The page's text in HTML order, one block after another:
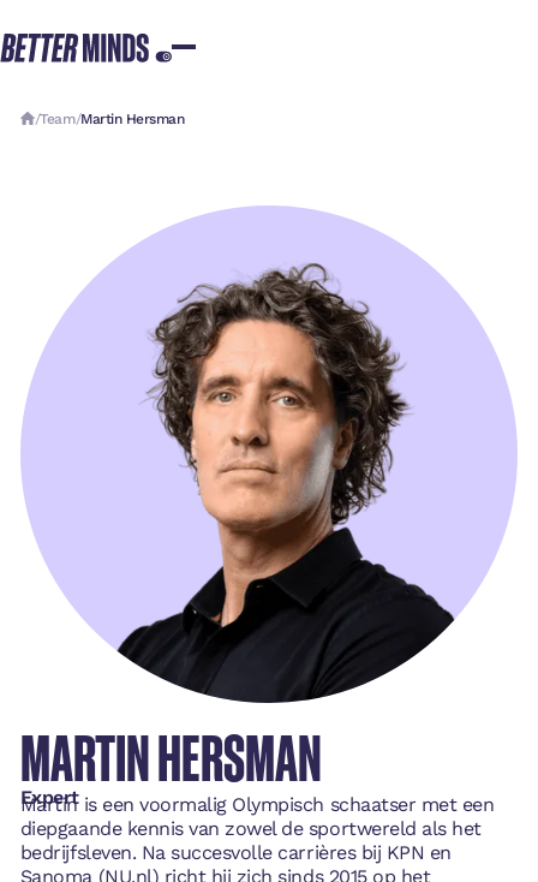
/Team/Martin Hersman
MARTIN HERSMAN
Expert
Martin is een voormalig Olympisch schaatser met een
diepgaande kennis van zowel de sportwereld als het
bedrijfsleven. Na succesvolle carrières bij KPN en
Sanoma (NU.nl) richt hij zich sinds 2015 op het